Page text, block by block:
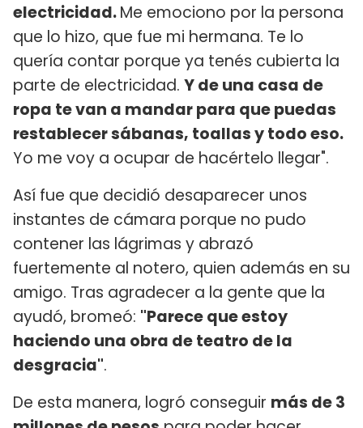
electricidad.Me emociono por la persona
que lo hizo, que fue mi hermana. Te lo
quería contar porque ya tenés cubierta la
parte de electricidad. Y de una casa de
ropa te van a mandar para que puedas
restablecer sábanas, toallas y todo eso.
Yo me voy a ocupar de hacértelo llegar".
Así fue que decidió desaparecer unos
instantes de cámara porque no pudo
contener las lágrimas y abrazó
fuertemente al notero, quien además en su
amigo. Tras agradecer a la gente que la
ayudó, bromeó: "Parece que estoy
haciendo una obra de teatro de la
desgracia".
De esta manera, logró conseguir más de 3